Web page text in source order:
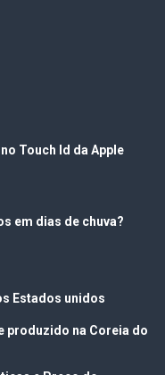
Touch Id da Apple
em dias de chuva?
Estados unidos
produzido na Coreia do